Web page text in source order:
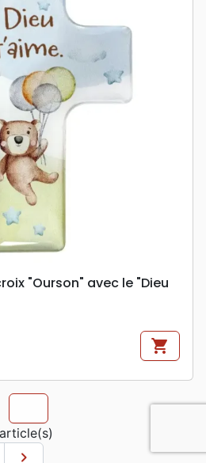
"Ourson" avec le "Dieu
shopping_cart
Suivant
chevron_right